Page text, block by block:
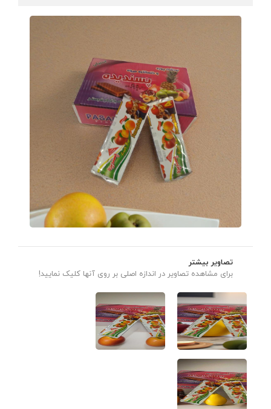
تصاویر بیشتر
برای مشاهده تصاویر در اندازه اصلی بر روی آنها کلیک نمایید!